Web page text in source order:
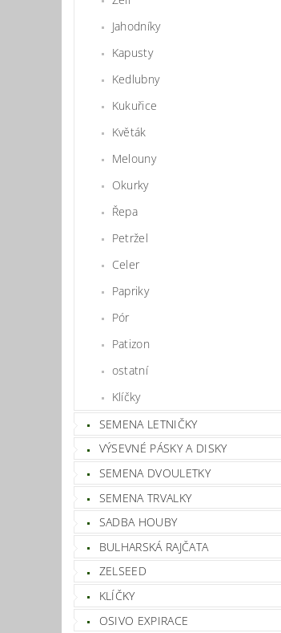
Jahodníky
Kapusty
Kedlubny
Kukuřice
Květák
Melouny
Okurky
Řepa
Petržel
Celer
Papriky
Pór
Patizon
ostatní
Klíčky
SEMENA LETNIČKY
VÝSEVNÉ PÁSKY A DISKY
SEMENA DVOULETKY
SEMENA TRVALKY
SADBA HOUBY
BULHARSKÁ RAJČATA
ZELSEED
KLÍČKY
OSIVO EXPIRACE